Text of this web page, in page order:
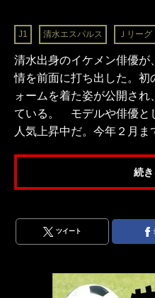
J1 清水エスパルス Ｊリーグ
清水出身のイケメン俳優が
情を前面に打ち出した。初
ォームを着た姿が公開さ
ている。 モデルや俳優と
人気上昇中だ。今年２月
続
ツイート